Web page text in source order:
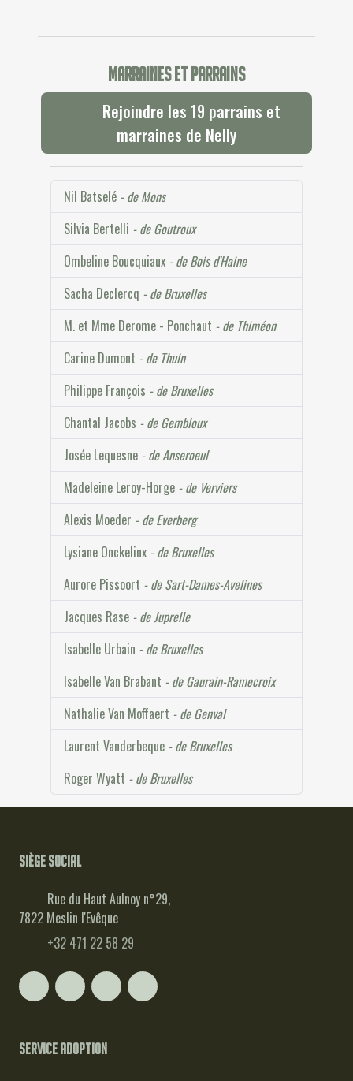
Marraines et parrains
Rejoindre les 19 parrains et
marraines de Nelly
Nil Batselé - de Mons
Silvia Bertelli - de Goutroux
Ombeline Boucquiaux - de Bois d'Haine
Sacha Declercq - de Bruxelles
M. et Mme Derome - Ponchaut - de Thiméon
Carine Dumont - de Thuin
Philippe François - de Bruxelles
Chantal Jacobs - de Gembloux
Josée Lequesne - de Anseroeul
Madeleine Leroy-Horge - de Verviers
Alexis Moeder - de Everberg
Lysiane Onckelinx - de Bruxelles
Aurore Pissoort - de Sart-Dames-Avelines
Jacques Rase - de Juprelle
Isabelle Urbain - de Bruxelles
Isabelle Van Brabant - de Gaurain-Ramecroix
Nathalie Van Moffaert - de Genval
Laurent Vanderbeque - de Bruxelles
Roger Wyatt - de Bruxelles
Siège social
Rue du Haut Aulnoy n°29,
7822 Meslin l'Evêque
+32 471 22 58 29
Service adoption